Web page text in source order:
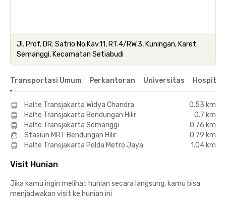
Jl. Prof. DR. Satrio No.Kav.11, RT.4/RW.3, Kuningan, Karet
Semanggi, Kecamatan Setiabudi
Transportasi Umum Perkantoran Universitas Hospital
Halte Transjakarta Widya Chandra
0.53 km
Halte Transjakarta Bendungan Hilir
0.7 km
Halte Transjakarta Semanggi
0.76 km
Stasiun MRT Bendungan Hilir
0.79 km
Halte Transjakarta Polda Metro Jaya
1.04 km
Visit Hunian
Jika kamu ingin melihat hunian secara langsung, kamu bisa
menjadwakan visit ke hunian ini